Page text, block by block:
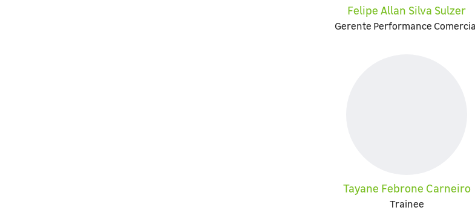
Felipe Allan Silva Sulzer
Gerente Performance
Tayane Febrone Carneiro
Trainee